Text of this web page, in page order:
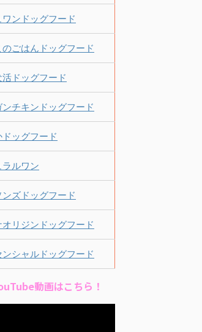
ワンドッグフード
のごはんドッグフード
ドッグフード
ンチキンドッグフード
ドッグフード
ルワン
ンズドッグフード
オリジンドッグフード
ンシャルドッグフード
動画はこちら！